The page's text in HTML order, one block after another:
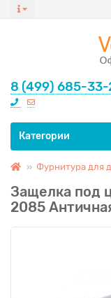
8 (499) 685-33-
Все категории
Категории
Фурнитура для
Защелка под
2085